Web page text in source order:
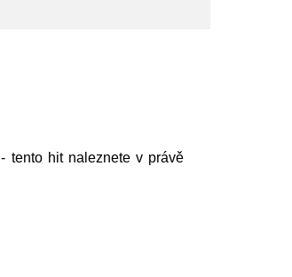
- tento hit naleznete v právě